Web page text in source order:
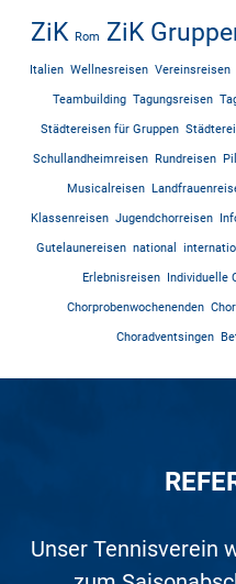
ZiK Rom ZiK
Italien Wellnesreisen Vereinsreisen
Teambuilding Tagungsreisen
Städtereisen für Gruppen
Schullandheimreisen Rundreisen
Musicalreisen
Klassenreisen Jugendchorreisen
Gutelaunereisen national
Erlebnisreisen Individuelle
Chorprobenwochenenden
Choradventsingen
Unser Tennisverein
Wir waren zum
TollerWas soll ich
Super Beratung.
Auf den Nenner